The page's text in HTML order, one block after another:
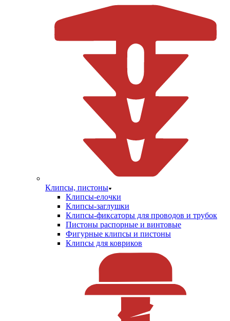
Клипсы, пистоны
Клипсы-елочки
Клипсы-заглушки
Клипсы-фиксаторы для проводов и трубок
Пистоны распорные и винтовые
Фигурные клипсы и пистоны
Клипсы для ковриков